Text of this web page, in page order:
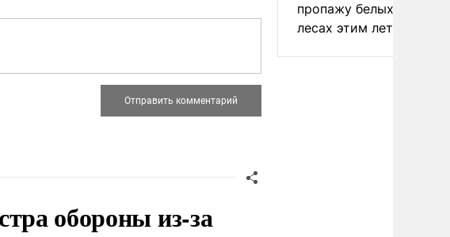
обороны из-за
пропажу белых грибов
лесах этим летом